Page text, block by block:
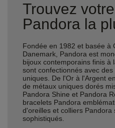
Trouvez
Pandora la
Fondée en 1982 et basée à
Danemark, Pandora est
bijoux contemporains finis à
sont confectionnés avec
uniques. De l'Or à l'Argent
de métaux uniques dorés
Pandora Shine et Pandora
bracelets Pandora
d'oreilles et colliers
sophistiqués.